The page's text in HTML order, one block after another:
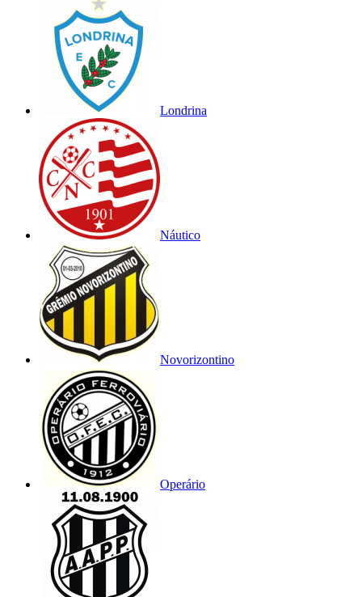
Londrina
Náutico
Novorizontino
Operário